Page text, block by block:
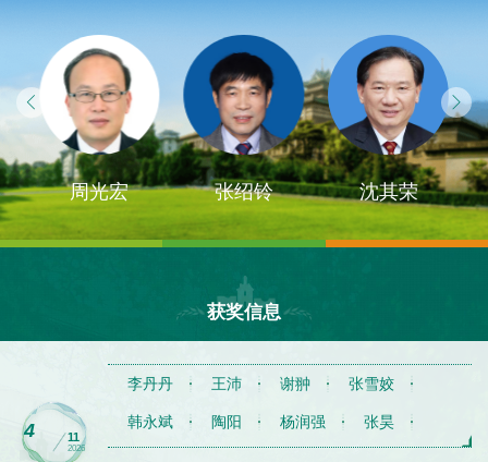
周光宏 张绍铃 沈其荣
获奖信息
4 11
2026
李丹丹 王沛 谢翀 张雪姣
韩永斌 陶阳 杨润强 张昊